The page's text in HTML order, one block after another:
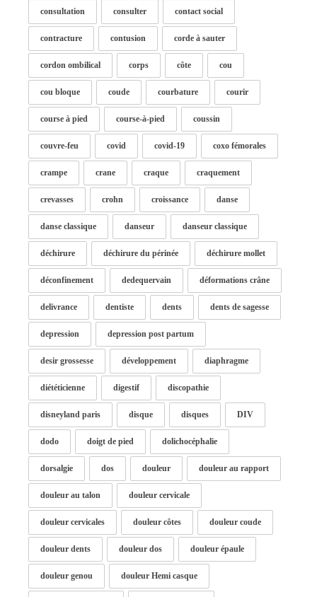
consultation consulter contact social
contracture contusion corde à sauter
cordon ombilical corps côte cou
cou bloque coude courbature courir
course à pied course-à-pied coussin
couvre-feu covid covid-19 coxo fémorales
crampe crane craque craquement
crevasses crohn croissance danse
danse classique danseur danseur classique
déchirure déchirure du périnée déchirure mollet
déconfinement dedequervain déformations crâne
delivrance dentiste dents dents de sagesse
depression depression post partum
desir grossesse développement diaphragme
diététicienne digestif discopathie
disneyland paris disque disques DIV
dodo doigt de pied dolichocéphalie
dorsalgie dos douleur douleur au rapport
douleur au talon douleur cervicale
douleur cervicales douleur côtes douleur coude
douleur dents douleur dos douleur épaule
douleur genou douleur Hemi casque